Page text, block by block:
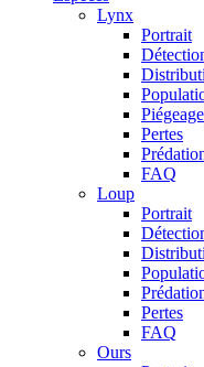
Lynx
Portrait
Pertes
FAQ
Loup
Portrait
Pertes
FAQ
Ours